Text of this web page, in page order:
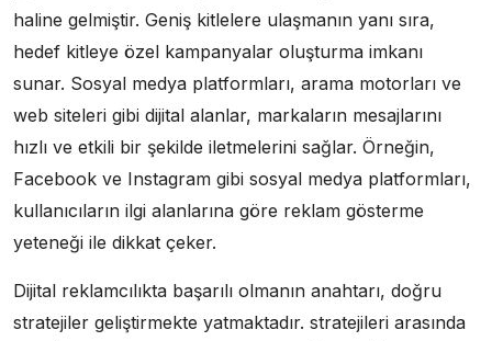
haline gelmiştir. Geniş kitlelere ulaşmanın yanı sıra,
hedef kitleye özel kampanyalar oluşturma imkanı
sunar. Sosyal medya platformları, arama motorları ve
web siteleri gibi dijital alanlar, markaların mesajlarını
hızlı ve etkili bir şekilde iletmelerini sağlar. Örneğin,
Facebook ve Instagram gibi sosyal medya platformları,
kullanıcıların ilgi alanlarına göre reklam gösterme
yeteneği ile dikkat çeker.
Dijital reklamcılıkta başarılı olmanın anahtarı, doğru
stratejiler geliştirmekte yatmaktadır. stratejileri arasında